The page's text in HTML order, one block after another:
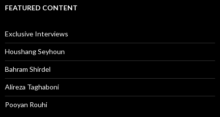
FEATURED CONTENT
Exclusive Interviews
Houshang Seyhoun
Bahram Shirdel
Alireza Taghaboni
Pooyan Rouhi